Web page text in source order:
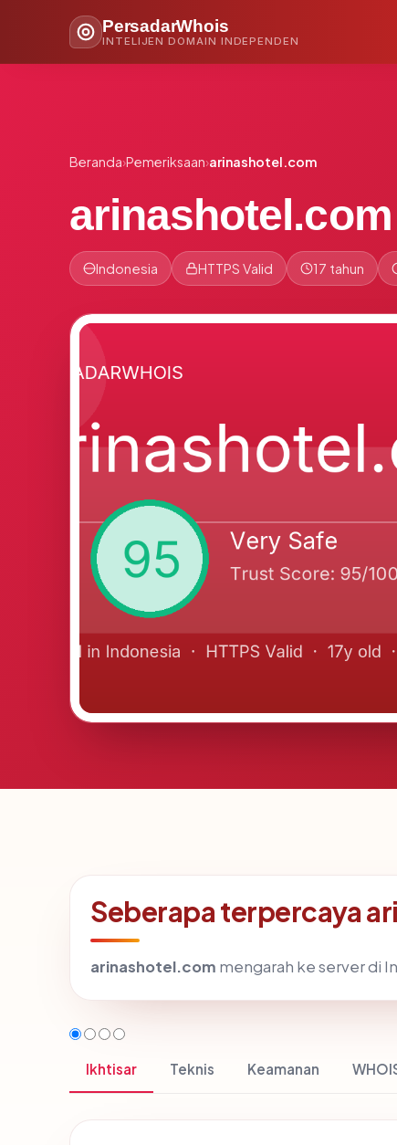
PersadarWhois
INTELIJEN DOMAIN INDEPENDEN
Beranda›Pemeriksaan›arinashotel.com
arinashotel.com
Indonesia HTTPS Valid 17 tahun
Seberapa terpercaya
arinashotel.com mengarah ke server di
Ikhtisar Teknis Keamanan